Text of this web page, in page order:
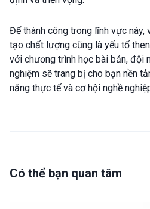
Để thành công trong lĩnh vực
tạo chất lượng cũng là yếu tố
với chương trình học bài bản, đội
nghiệm sẽ trang bị cho bạn nền
năng thực tế và cơ hội nghề
Có thể bạn quan tâm